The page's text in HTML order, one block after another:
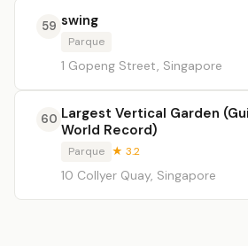
59 swing
Parque
1 Gopeng Street, Singapore
60 Largest Vertical Garden
World Record)
Parque ★ 3.2
10 Collyer Quay, Singapore